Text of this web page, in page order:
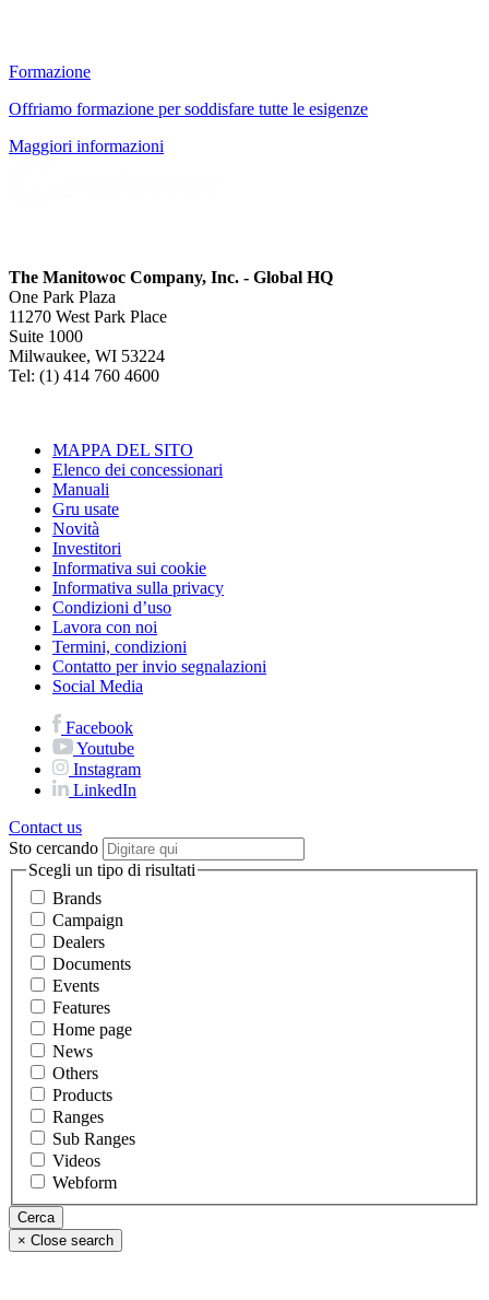
Formazione
Offriamo formazione per soddisfare tutte le esigenze
Maggiori informazioni
The Manitowoc Company, Inc. - Global HQ
One Park Plaza
11270 West Park Place
Suite 1000
Milwaukee, WI 53224
Tel: (1) 414 760 4600
MAPPA DEL SITO
Elenco dei concessionari
Manuali
Gru usate
Novità
Investitori
Informativa sui cookie
Informativa sulla privacy
Condizioni d’uso
Lavora con noi
Termini, condizioni
Contatto per invio segnalazioni
Social Media
Facebook
Youtube
Instagram
LinkedIn
Contact us
Sto cercando
Scegli un tipo di risultati
Brands
Campaign
Dealers
Documents
Events
Features
Home page
News
Others
Products
Ranges
Sub Ranges
Videos
Webform
× Close search